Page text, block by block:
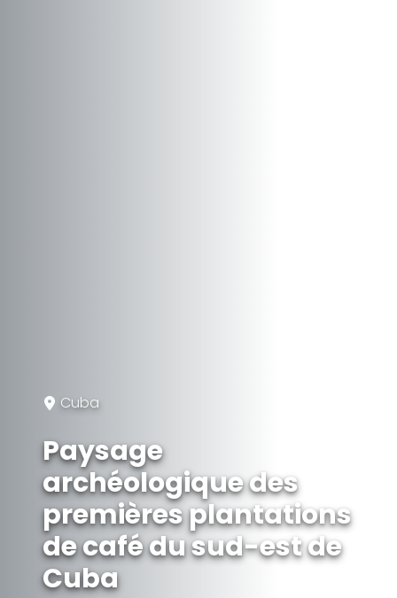
Cuba
Paysage
archéologique des
premières plantations
de café du sud-est de
Cuba